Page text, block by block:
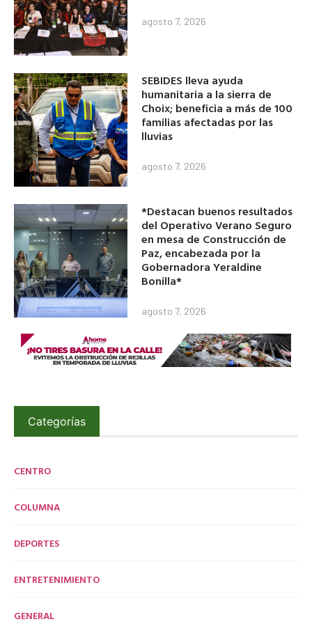
agosto 7, 2026
SEBIDES lleva ayuda
humanitaria a la sierra de
Choix; beneficia a más de 100
familias afectadas por las
lluvias
agosto 7, 2026
*Destacan buenos resultados
del Operativo Verano Seguro
en mesa de Construcción de
Paz, encabezada por la
Gobernadora Yeraldine
Bonilla*
agosto 7, 2026
Categorías
CENTRO
COLUMNA
DEPORTES
ENTRETENIMIENTO
GENERAL